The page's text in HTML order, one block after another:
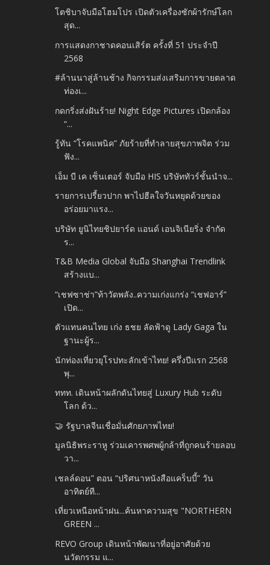
โตชิบาจับมือโฮมโปร เปิดตัวเครื่องซักผ้ารักษ์โลก
สุด...
การแสดงกาชาดคอนเสิร์ต ครั้งที่ 51 ประจำปี
2568
#ล้านนาสู่ล้านช้าง กิจกรรมส่งเสริมการขายตลาด
ท่องเ...
กดกริ่งส่งฝันร้าย! Night Edge Pictures เปิดกล้อง
“...
รู้ทัน “โรคแพนิค” ภัยร้ายที่ทำลายสุขภาพจิต ร่วม
ฟัง...
เอ็ม บี เค เซ็นเตอร์ จับมือ HIS บริษัททัวร์ชั้นนำจ...
รายการเปรี้ยวปาก พาไปฮีลใจวันหยุดด้วยของ
อร่อยมาแรง...
บริษัท ยูนิไทยชิปยาร์ด แอนด์ เอนจิเนียริ่ง จำกัด
ร...
T&B Media Global จับมือ Shanghai Trendlink
สร้างแบ...
“เชฟซาช่า”ท้าวัดพลัง..ความเก่งแกร่ง “เชฟอาร์”
เปิด...
ตัวแทนคนไทย เก่ง ธชย ลัดฟ้าดู Lady Gaga ใน
ฐานะผู้ร...
นักท่องเที่ยวยุโรปทะลักเข้าไทย! ครึ่งปีแรก 2568
พุ...
ททท. เดินหน้าผลักดันไทยสู่ Luxury Hub ระดับ
โลก ด้ว...
🤝 รัฐบาลจีนเชื่อมั่นศักยภาพไทย!
มูลนิธิพระราหู ร่วมเคารพศพผู้กล้าที่ถูกคนร้ายลอบ
วา...
เชลล์ดอน” ตอน “ปริศนาหนังสือแคร็บบี้” วัน
อาทิตย์ที...
เที่ยวเหนือหน้าฝน...ค้นหาความสุข "NORTHERN
GREEN ...
REVO Group เดินหน้าพัฒนาที่อยู่อาศัยด้วย
นวัตกรรม แ...